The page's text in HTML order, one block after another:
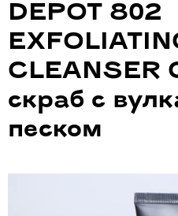
DEPOT 802
скраб с
песком